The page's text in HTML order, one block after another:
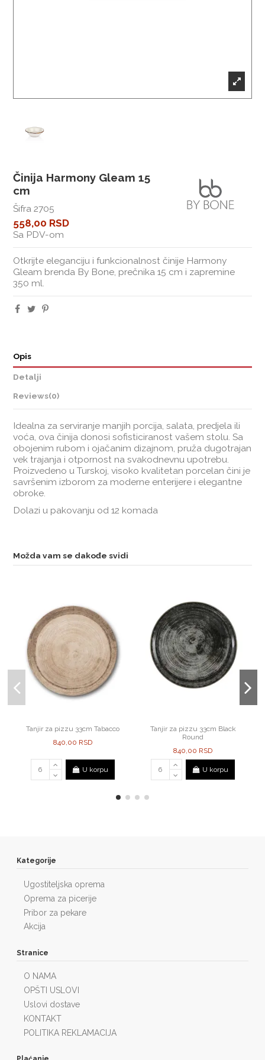
Činija Harmony Gleam 15
cm
Šifra 2705
558,00 RSD
Sa PDV-om
Otkrijte eleganciju i funkcionalnost činije Harmony
Gleam brenda By Bone, prečnika 15 cm i zapremine
350 ml.
Opis
Detalji
Reviews(0)
Idealna za serviranje manjih porcija, salata, predjela ili
voća, ova činija donosi sofisticiranost vašem stolu. Sa
obojenim rubom i ojačanim dizajnom, pruža dugotrajan
vek trajanja i otpornost na svakodnevnu upotrebu.
Proizvedeno u Turskoj, visoko kvalitetan porcelan čini je
savršenim izborom za moderne enterijere i elegantne
obroke.
Dolazi u pakovanju od 12 komada
Možda vam se dakođe svidi
Tanjir za pizzu 33cm Tabacco
840,00 RSD
U korpu
Tanjir za pizzu 33cm Black
Round
840,00 RSD
U korpu
Kategorije
Ugostiteljska oprema
Oprema za picerije
Pribor za pekare
Akcija
Stranice
O NAMA
OPŠTI USLOVI
Uslovi dostave
KONTAKT
POLITIKA REKLAMACIJA